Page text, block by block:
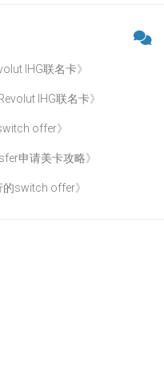
IHG联名卡》
IHG联名卡》
offer》
申请美卡攻略》
的switch offer》